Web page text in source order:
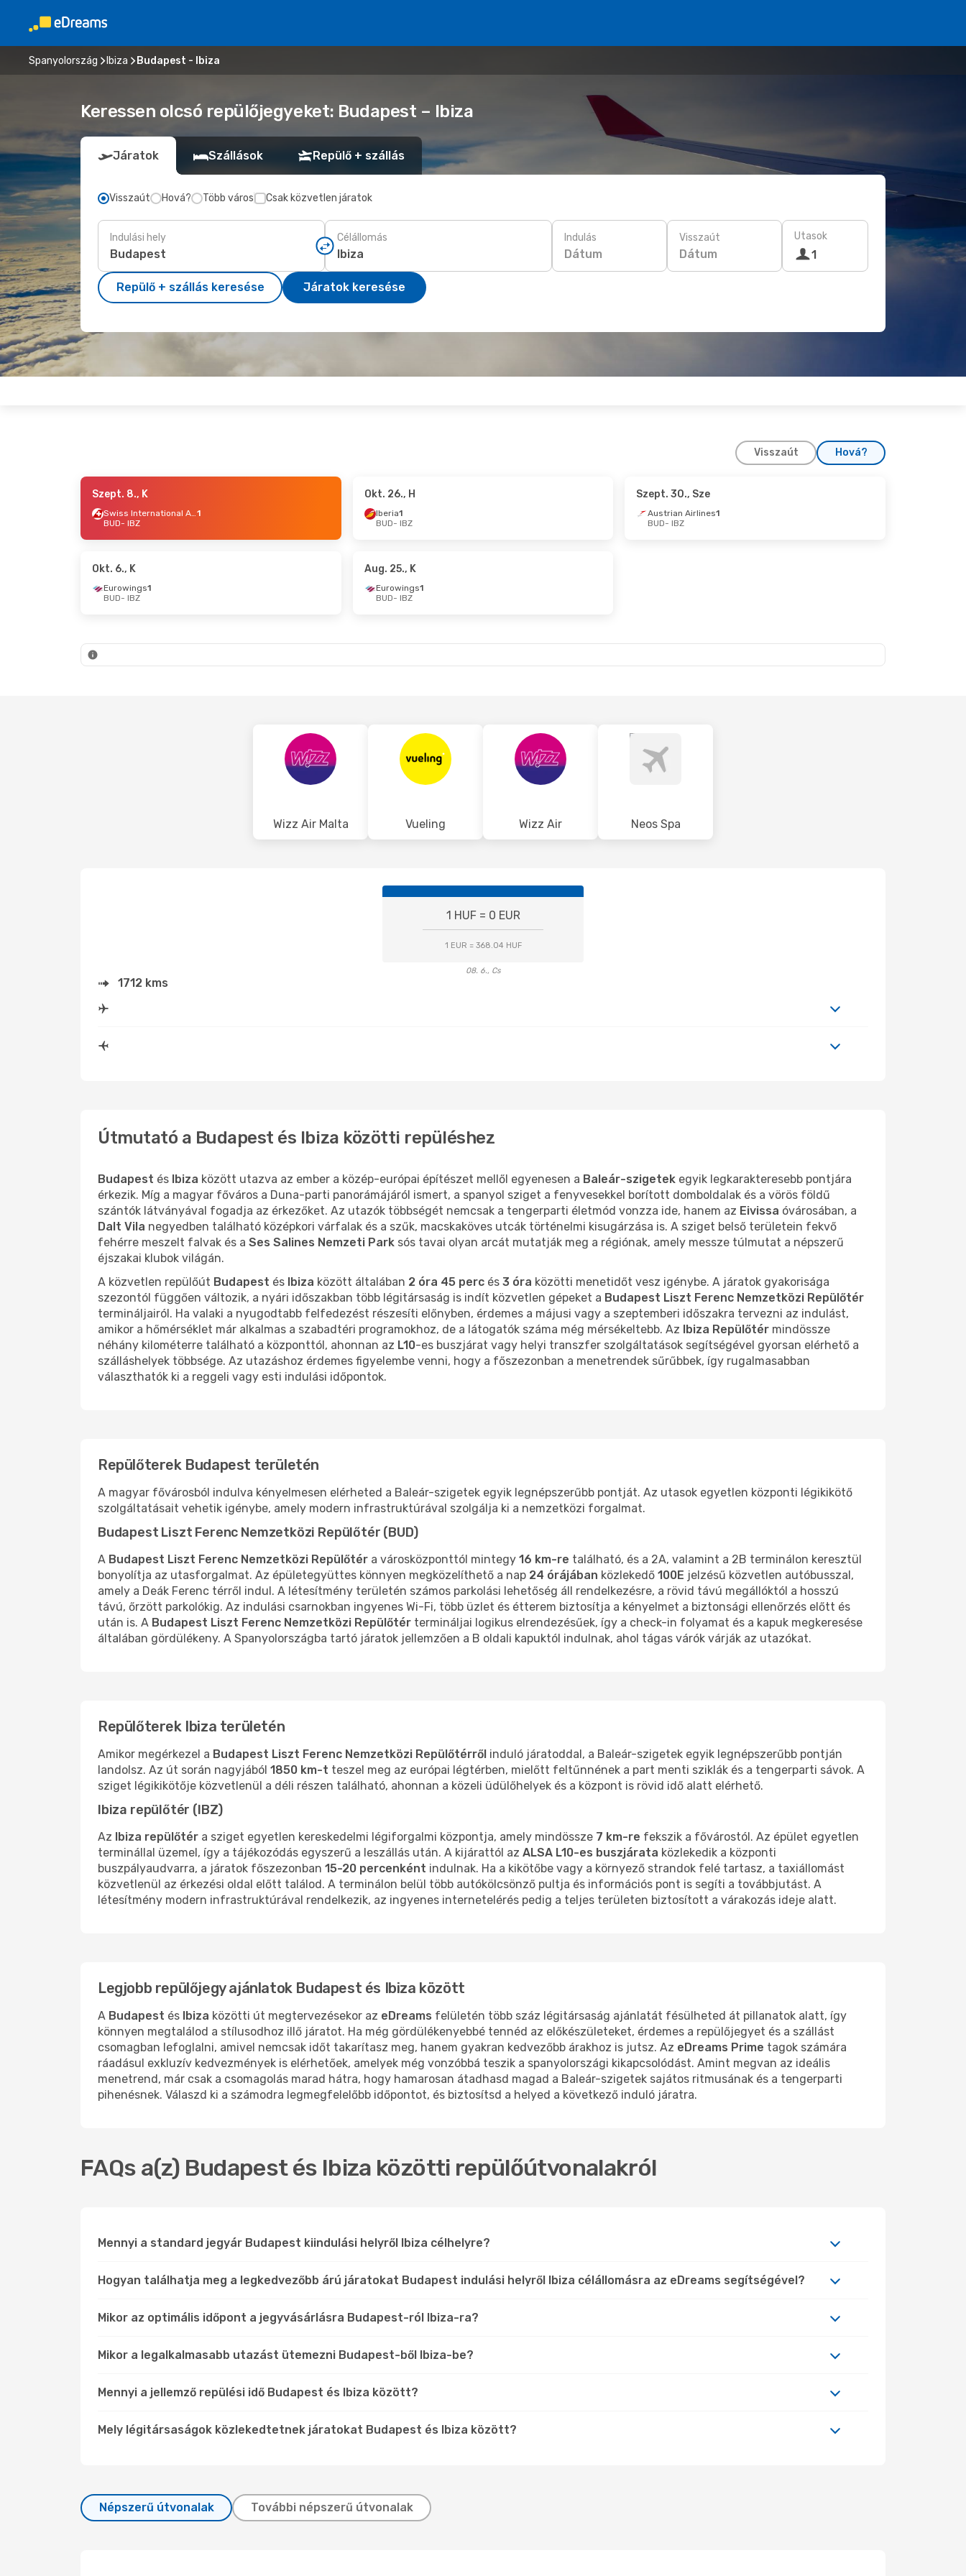
Spanyolország Ibiza Budapest - Ibiza
Keressen olcsó repülőjegyeket: Budapest – Ibiza
Járatok Szállások Repülő + szállás
Visszaút Hová? Több város Csak közvetlen járatok
Indulási hely Célállomás Indulás
Dátum
Visszaút
Dátum
Utasok
1
Repülő + szállás keresése Járatok keresése
Visszaút Hová?
- Szept. 4., P - Aug. 28., P
- Okt. 2., P
Szept. 8., K
Swiss International Air Lines1
BUD- IBZ
Okt. 26., H
Iberia1
BUD- IBZ
Szept. 30., Sze
Austrian Airlines1
BUD- IBZ
Okt. 6., K
Eurowings1
BUD- IBZ
Aug. 25., K
Eurowings1
BUD- IBZ
Wizz Air Malta Vueling Wizz Air Neos Spa
1 HUF = 0 EUR
1 EUR = 368.04 HUF
08. 6., Cs
1712 kms
Útmutató a Budapest és Ibiza közötti repüléshez
Budapest és Ibiza között utazva az ember a közép-európai építészet mellől egyenesen a Baleár-szigetek egyik legkarakteresebb pontjára
érkezik. Míg a magyar főváros a Duna-parti panorámájáról ismert, a spanyol sziget a fenyvesekkel borított domboldalak és a vörös földű
szántók látványával fogadja az érkezőket. Az utazók többségét nemcsak a tengerparti életmód vonzza ide, hanem az Eivissa óvárosában, a
Dalt Vila negyedben található középkori várfalak és a szűk, macskaköves utcák történelmi kisugárzása is. A sziget belső területein fekvő
fehérre meszelt falvak és a Ses Salines Nemzeti Park sós tavai olyan arcát mutatják meg a régiónak, amely messze túlmutat a népszerű
éjszakai klubok világán.
A közvetlen repülőút Budapest és Ibiza között általában 2 óra 45 perc és 3 óra közötti menetidőt vesz igénybe. A járatok gyakorisága
szezontól függően változik, a nyári időszakban több légitársaság is indít közvetlen gépeket a Budapest Liszt Ferenc Nemzetközi Repülőtér
termináljairól. Ha valaki a nyugodtabb felfedezést részesíti előnyben, érdemes a májusi vagy a szeptemberi időszakra tervezni az indulást,
amikor a hőmérséklet már alkalmas a szabadtéri programokhoz, de a látogatók száma még mérsékeltebb. Az Ibiza Repülőtér mindössze
néhány kilométerre található a központtól, ahonnan az L10-es buszjárat vagy helyi transzfer szolgáltatások segítségével gyorsan elérhető a
szálláshelyek többsége. Az utazáshoz érdemes figyelembe venni, hogy a főszezonban a menetrendek sűrűbbek, így rugalmasabban
választhatók ki a reggeli vagy esti indulási időpontok.
Repülőterek Budapest területén
A magyar fővárosból indulva kényelmesen elérheted a Baleár-szigetek egyik legnépszerűbb pontját. Az utasok egyetlen központi légikikötő
szolgáltatásait vehetik igénybe, amely modern infrastruktúrával szolgálja ki a nemzetközi forgalmat.
Budapest Liszt Ferenc Nemzetközi Repülőtér (BUD)
A Budapest Liszt Ferenc Nemzetközi Repülőtér a városközponttól mintegy 16 km-re található, és a 2A, valamint a 2B terminálon keresztül
bonyolítja az utasforgalmat. Az épületegyüttes könnyen megközelíthető a nap 24 órájában közlekedő 100E jelzésű közvetlen autóbusszal,
amely a Deák Ferenc térről indul. A létesítmény területén számos parkolási lehetőség áll rendelkezésre, a rövid távú megállóktól a hosszú
távú, őrzött parkolókig. Az indulási csarnokban ingyenes Wi-Fi, több üzlet és étterem biztosítja a kényelmet a biztonsági ellenőrzés előtt és
után is. A Budapest Liszt Ferenc Nemzetközi Repülőtér termináljai logikus elrendezésűek, így a check-in folyamat és a kapuk megkeresése
általában gördülékeny. A Spanyolországba tartó járatok jellemzően a B oldali kapuktól indulnak, ahol tágas várók várják az utazókat.
Repülőterek Ibiza területén
Amikor megérkezel a Budapest Liszt Ferenc Nemzetközi Repülőtérről induló járatoddal, a Baleár-szigetek egyik legnépszerűbb pontján
landolsz. Az út során nagyjából 1850 km-t teszel meg az európai légtérben, mielőtt feltűnnének a part menti sziklák és a tengerparti sávok. A
sziget légikikötője közvetlenül a déli részen található, ahonnan a közeli üdülőhelyek és a központ is rövid idő alatt elérhető.
Ibiza repülőtér (IBZ)
Az Ibiza repülőtér a sziget egyetlen kereskedelmi légiforgalmi központja, amely mindössze 7 km-re fekszik a fővárostól. Az épület egyetlen
terminállal üzemel, így a tájékozódás egyszerű a leszállás után. A kijárattól az ALSA L10-es buszjárata közlekedik a központi
buszpályaudvarra, a járatok főszezonban 15-20 percenként indulnak. Ha a kikötőbe vagy a környező strandok felé tartasz, a taxiállomást
közvetlenül az érkezési oldal előtt találod. A terminálon belül több autókölcsönző pultja és információs pont is segíti a továbbjutást. A
létesítmény modern infrastruktúrával rendelkezik, az ingyenes internetelérés pedig a teljes területen biztosított a várakozás ideje alatt.
Legjobb repülőjegy ajánlatok Budapest és Ibiza között
A Budapest és Ibiza közötti út megtervezésekor az eDreams felületén több száz légitársaság ajánlatát fésülheted át pillanatok alatt, így
könnyen megtalálod a stílusodhoz illő járatot. Ha még gördülékenyebbé tennéd az előkészületeket, érdemes a repülőjegyet és a szállást
csomagban lefoglalni, amivel nemcsak időt takarítasz meg, hanem gyakran kedvezőbb árakhoz is jutsz. Az eDreams Prime tagok számára
ráadásul exkluzív kedvezmények is elérhetőek, amelyek még vonzóbbá teszik a spanyolországi kikapcsolódást. Amint megvan az ideális
menetrend, már csak a csomagolás marad hátra, hogy hamarosan átadhasd magad a Baleár-szigetek sajátos ritmusának és a tengerparti
pihenésnek. Válaszd ki a számodra legmegfelelőbb időpontot, és biztosítsd a helyed a következő induló járatra.
FAQs a(z) Budapest és Ibiza közötti repülőútvonalakról
Mennyi a standard jegyár Budapest kiindulási helyről Ibiza célhelyre?
Hogyan találhatja meg a legkedvezőbb árú járatokat Budapest indulási helyről Ibiza célállomásra az eDreams segítségével?
Mikor az optimális időpont a jegyvásárlásra Budapest-ról Ibiza-ra?
Mikor a legalkalmasabb utazást ütemezni Budapest-ből Ibiza-be?
Mennyi a jellemző repülési idő Budapest és Ibiza között?
Mely légitársaságok közlekedtetnek járatokat Budapest és Ibiza között?
Népszerű útvonalak További népszerű útvonalak